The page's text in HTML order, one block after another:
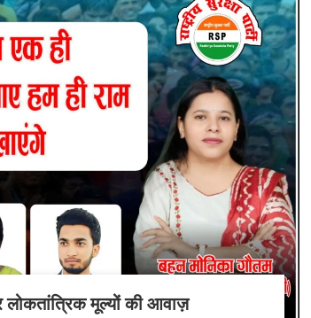
लोकतांत्रिक मूल्यों की आवाज़